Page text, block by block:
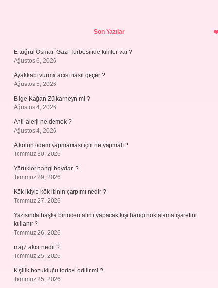
Son Yazılar
Ertuğrul Osman Gazi Türbesinde kimler var ?
Ağustos 6, 2026
Ayakkabı vurma acısı nasıl geçer ?
Ağustos 5, 2026
Bilge Kağan Zülkarneyn mi ?
Ağustos 4, 2026
Anti-alerji ne demek ?
Ağustos 4, 2026
Alkolün ödem yapmaması için ne yapmalı ?
Temmuz 30, 2026
Yörükler hangi boydan ?
Temmuz 29, 2026
Kök ikiyle kök ikinin çarpımı nedir ?
Temmuz 27, 2026
Yazısında başka birinden alıntı yapacak kişi hangi noktalama işaretini
kullanır ?
Temmuz 26, 2026
maj7 akor nedir ?
Temmuz 25, 2026
Kişilik bozukluğu tedavi edilir mi ?
Temmuz 25, 2026